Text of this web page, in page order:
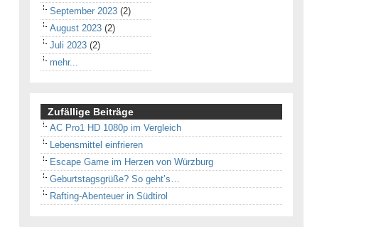
September 2023 (2)
August 2023 (2)
Juli 2023 (2)
mehr...
Zufällige Beiträge
AC Pro1 HD 1080p im Vergleich
Lebensmittel einfrieren
Escape Game im Herzen von Würzburg
Geburtstagsgrüße? So geht’s…
Rafting-Abenteuer in Südtirol